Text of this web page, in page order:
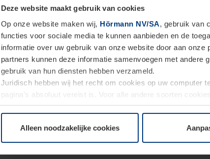
Deze website maakt gebruik van cookies
Op onze website maken wij, Hörmann NV/SA, gebruik van
functies voor sociale media te kunnen aanbieden en de
informatie over uw gebruik van onze website door aan
partners kunnen deze informatie samenvoegen met andere
gebruik van hun diensten hebben verzameld.
Juridisch hebben wij het recht om cookies op uw computer
pagina's absoluut vereist is. Voor alle andere soorten
moment bij de uitleg van de cookies op pagina
Alleen noodzakelijke cookies
Straat
Postcode*
E-mailadres*